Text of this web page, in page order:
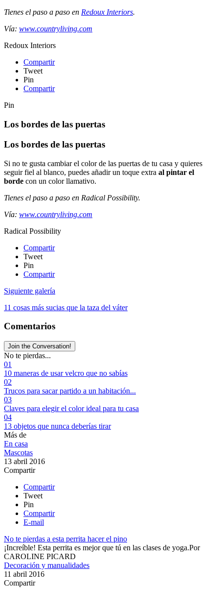
Tienes el paso a paso en Redoux Interiors.
Vía: www.countryliving.com
Redoux Interiors
Compartir
Tweet
Pin
Compartir
Pin
Los bordes de las puertas
Los bordes de las puertas
Si no te gusta cambiar el color de las puertas de tu casa y quieres
seguir fiel al blanco, puedes añadir un toque extra al pintar el
borde con un color llamativo.
Tienes el paso a paso en Radical Possibility.
Vía: www.countryliving.com
Radical Possibility
Compartir
Tweet
Pin
Compartir
Siguiente galería
11 cosas más sucias que la taza del váter
Comentarios
Join the Conversation!
No te pierdas...
01
10 maneras de usar velcro que no sabías
02
Trucos para sacar partido a un habitación...
03
Claves para elegir el color ideal para tu casa
04
13 objetos que nunca deberías tirar
Más de
En casa
Mascotas
13 abril 2016
Compartir
Compartir
Tweet
Pin
Compartir
E-mail
No te pierdas a esta perrita hacer el pino
¡Increíble! Esta perrita es mejor que tú en las clases de yoga.​Por
CAROLINE PICARD
Decoración y manualidades
11 abril 2016
Compartir